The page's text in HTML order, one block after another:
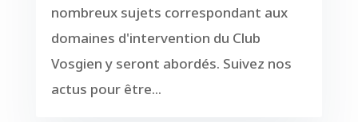
nombreux sujets correspondant aux
domaines d'intervention du Club
Vosgien y seront abordés. Suivez nos
actus pour être...